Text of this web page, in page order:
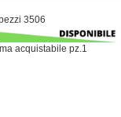
3506
acquistabile pz.1